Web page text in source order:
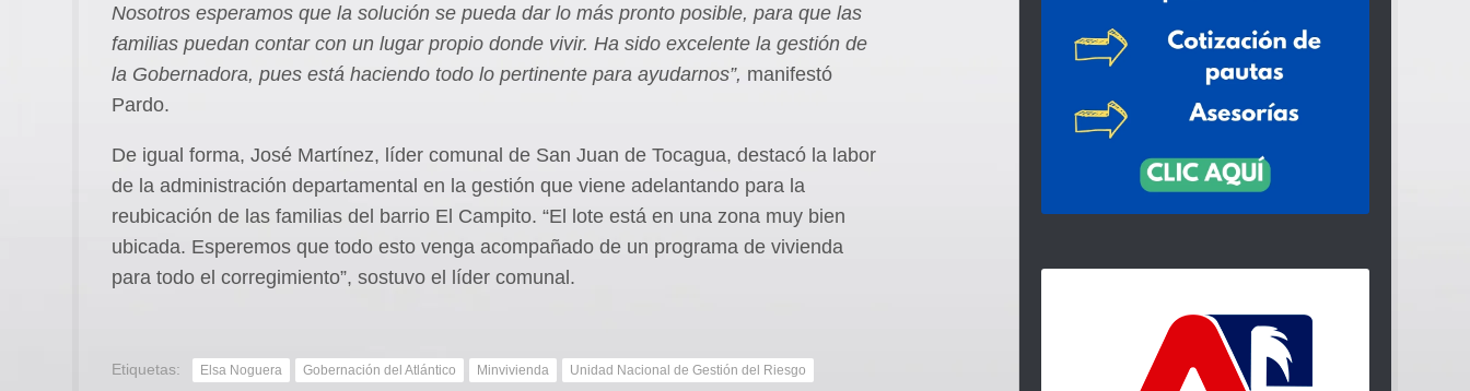
Nosotros esperamos que la solución se pueda dar lo más pronto posible, para que las
familias puedan contar con un lugar propio donde vivir. Ha sido excelente la gestión de
la Gobernadora, pues está haciendo todo lo pertinente para ayudarnos”, manifestó
Pardo.
De igual forma, José Martínez, líder comunal de San Juan de Tocagua, destacó la labor
de la administración departamental en la gestión que viene adelantando para la
reubicación de las familias del barrio El Campito. “El lote está en una zona muy bien
ubicada. Esperemos que todo esto venga acompañado de un programa de vivienda
para todo el corregimiento”, sostuvo el líder comunal.
Etiquetas: Elsa Noguera Gobernación del Atlántico Minvivienda Unidad Nacional de Gestión del Riesgo